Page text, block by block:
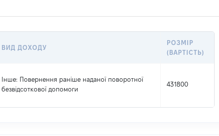
ВИД ДОХОДУ
РОЗМІР
(ВАРТІСТЬ)
Інше: Повернення раніше наданої поворотної
безвідсоткової допомоги
431800